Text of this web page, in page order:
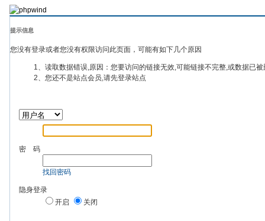
提示信息
您没有登录或者您没有权限访问此页面，可能有如下几个原因
1、读取数据错误,原因：您要访问的链接无效,可能链接不完整,或数据已
2、您还不是站点会员,请先登录站点
密 码
找回密码
隐身登录
开启
关闭